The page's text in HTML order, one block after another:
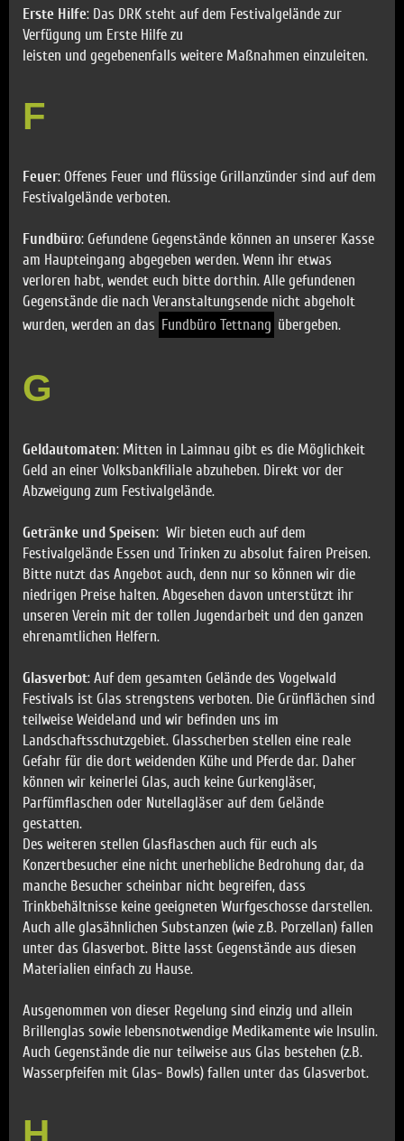
Erste Hilfe: Das DRK steht auf dem Festivalgelände zur
Verfügung um Erste Hilfe zu
leisten und gegebenenfalls weitere Maßnahmen einzuleiten.
F
Feuer: Offenes Feuer und flüssige Grillanzünder sind auf dem
Festivalgelände verboten.
Fundbüro: Gefundene Gegenstände können an unserer Kasse
am Haupteingang abgegeben werden. Wenn ihr etwas
verloren habt, wendet euch bitte dorthin. Alle gefundenen
Gegenstände die nach Veranstaltungsende nicht abgeholt
wurden, werden an das Fundbüro Tettnang übergeben.
G
Geldautomaten: Mitten in Laimnau gibt es die Möglichkeit
Geld an einer Volksbankfiliale abzuheben. Direkt vor der
Abzweigung zum Festivalgelände.
Getränke und Speisen: Wir bieten euch auf dem
Festivalgelände Essen und Trinken zu absolut fairen Preisen.
Bitte nutzt das Angebot auch, denn nur so können wir die
niedrigen Preise halten. Abgesehen davon unterstützt ihr
unseren Verein mit der tollen Jugendarbeit und den ganzen
ehrenamtlichen Helfern.
Glasverbot: Auf dem gesamten Gelände des Vogelwald
Festivals ist Glas strengstens verboten. Die Grünflächen sind
teilweise Weideland und wir befinden uns im
Landschaftsschutzgebiet. Glasscherben stellen eine reale
Gefahr für die dort weidenden Kühe und Pferde dar. Daher
können wir keinerlei Glas, auch keine Gurkengläser,
Parfümflaschen oder Nutellagläser auf dem Gelände
gestatten.
Des weiteren stellen Glasflaschen auch für euch als
Konzertbesucher eine nicht unerhebliche Bedrohung dar, da
manche Besucher scheinbar nicht begreifen, dass
Trinkbehältnisse keine geeigneten Wurfgeschosse darstellen.
Auch alle glasähnlichen Substanzen (wie z.B. Porzellan) fallen
unter das Glasverbot. Bitte lasst Gegenstände aus diesen
Materialien einfach zu Hause.
Ausgenommen von dieser Regelung sind einzig und allein
Brillenglas sowie lebensnotwendige Medikamente wie Insulin.
Auch Gegenstände die nur teilweise aus Glas bestehen (z.B.
Wasserpfeifen mit Glas- Bowls) fallen unter das Glasverbot.